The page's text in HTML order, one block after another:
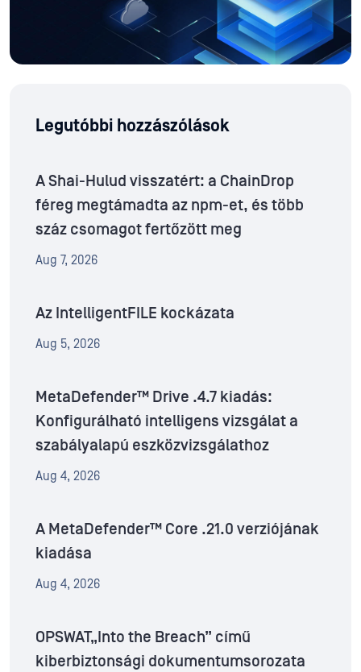
Legutóbbi hozzászólások
A Shai-Hulud visszatért: a ChainDrop
féreg megtámadta az npm-et, és több
száz csomagot fertőzött meg
Aug 7, 2026
Az IntelligentFILE kockázata
Aug 5, 2026
MetaDefender™ Drive .4.7 kiadás:
Konfigurálható intelligens vizsgálat a
szabályalapú eszközvizsgálathoz
Aug 4, 2026
A MetaDefender™ Core .21.0 verziójának
kiadása
Aug 4, 2026
OPSWAT„Into the Breach” című
kiberbiztonsági dokumentumsorozata